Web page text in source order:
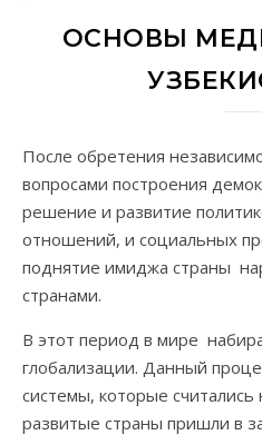
ОСНОВЫ
После обретения независимости Узбекистана наряду с
вопросами построения
решение и развитие
отношений, и социальных
поднятие имиджа страны
странами.
В этот период в мире
глобализации. Данный
системы, которые
развитые страны пришли в